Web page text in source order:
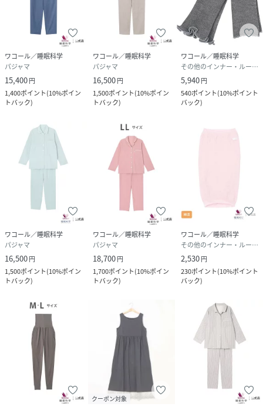
ワコール／睡眠科学
パジャマ
15,400円
1,400ポイント(10%ポイン
トバック)
ワコール／睡眠科学
パジャマ
16,500円
1,500ポイント(10%ポイン
トバック)
ワコール／睡眠科学
その他のインナー・ルームウェア
5,940円
540ポイント(10%ポイント
バック)
ワコール／睡眠科学
パジャマ
16,500円
1,500ポイント(10%ポイン
トバック)
ワコール／睡眠科学
パジャマ
18,700円
1,700ポイント(10%ポイン
トバック)
ワコール／睡眠科学
その他のインナー・ルームウェア
2,530円
230ポイント(10%ポイント
バック)
クーポン対象